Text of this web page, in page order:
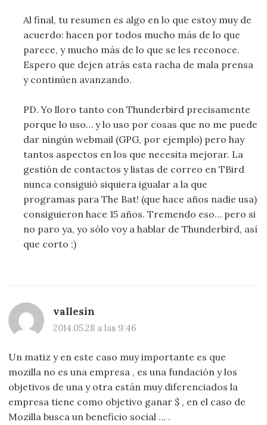
Al final, tu resumen es algo en lo que estoy muy de
acuerdo: hacen por todos mucho más de lo que
parece, y mucho más de lo que se les reconoce.
Espero que dejen atrás esta racha de mala prensa
y continúen avanzando.
PD. Yo lloro tanto con Thunderbird precisamente
porque lo uso… y lo uso por cosas que no me puede
dar ningún webmail (GPG, por ejemplo) pero hay
tantos aspectos en los que necesita mejorar. La
gestión de contactos y listas de correo en TBird
nunca consiguió siquiera igualar a la que
programas para The Bat! (que hace años nadie usa)
consiguieron hace 15 años. Tremendo eso… pero si
no paro ya, yo sólo voy a hablar de Thunderbird, así
que corto ;)
vallesin
2014.05.28 a las 9:46
Un matiz y en este caso muy importante es que
mozilla no es una empresa , es una fundación y los
objetivos de una y otra están muy diferenciados la
empresa tiene como objetivo ganar $ , en el caso de
Mozilla busca un beneficio social … .